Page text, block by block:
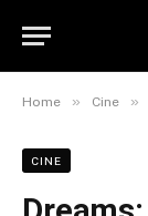
Home » Cine »
CINE